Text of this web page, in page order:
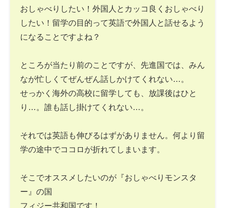
おしゃべりしたい！外国人とカッコ良くおしゃべり
したい！留学の目的って英語で外国人と話せるよう
になることですよね？
ところが当たり前のことですが、先進国では、みん
なが忙しくてぜんぜん話しかけてくれない…。
せっかく海外の高校に留学しても、放課後はひと
り…。誰も話し掛けてくれない…。
それでは英語も伸びるはずがありません。何より留
学の途中でココロが折れてしまいます。
そこでオススメしたいのが『おしゃべりモンスタ
ー』の国
フィジー共和国です！